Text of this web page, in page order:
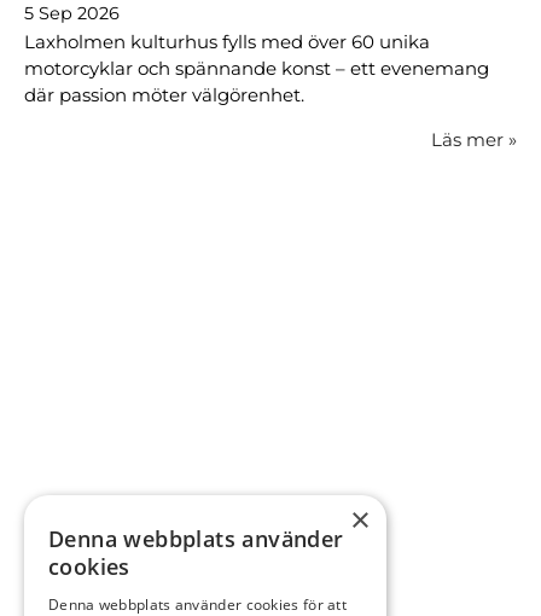
5 Sep 2026
Laxholmen kulturhus fylls med över 60 unika
motorcyklar och spännande konst – ett evenemang
där passion möter välgörenhet.
Läs mer »
×
Denna webbplats använder
cookies
Denna webbplats använder cookies för att